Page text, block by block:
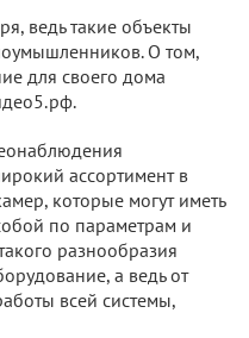
ведь такие объекты
О том,
для своего дома
ассортимент в
которые могут иметь
по параметрам и
разнообразия
а ведь от
всей системы,